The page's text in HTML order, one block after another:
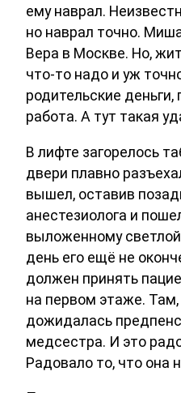
ему наврал.
но наврал точно.
Вера в Москве. Но,
что-то надо и уж
родительские
работа. А тут такая
В лифте загорелось
двери плавно
вышел, оставив
анестезиолога и
выложенному
день его ещё не
должен принять
на первом этаже. Там,
дожидалась
медсестра. И это
Радовало то, что она